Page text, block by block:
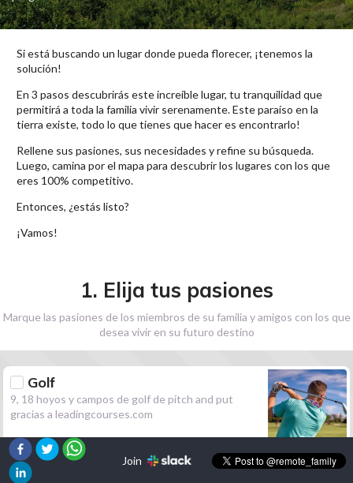
Si está buscando un lugar donde pueda florecer, ¡tenemos la
solución!
En 3 pasos descubrirás este increíble lugar, tu tranquilidad que
permitirá a toda la familia vivir serenamente. Este paraíso en la
tierra existe, todo lo que tienes que hacer es encontrarlo!
Rellene sus pasiones, sus necesidades y refine su búsqueda.
Luego, camina por el mapa para descubrir los lugares con los que
eres 100% competitivo.
Entonces, ¿estás listo?
¡Vamos!
1. Elija tus pasiones
Marque las pasiones de los miembros de su familia y amigos con los que
desea vivir en su futuro destino
Golf
9, 18 hoyos y campos de golf de pitch and put
gracias a leadingcourses.com
Senderismo
Join